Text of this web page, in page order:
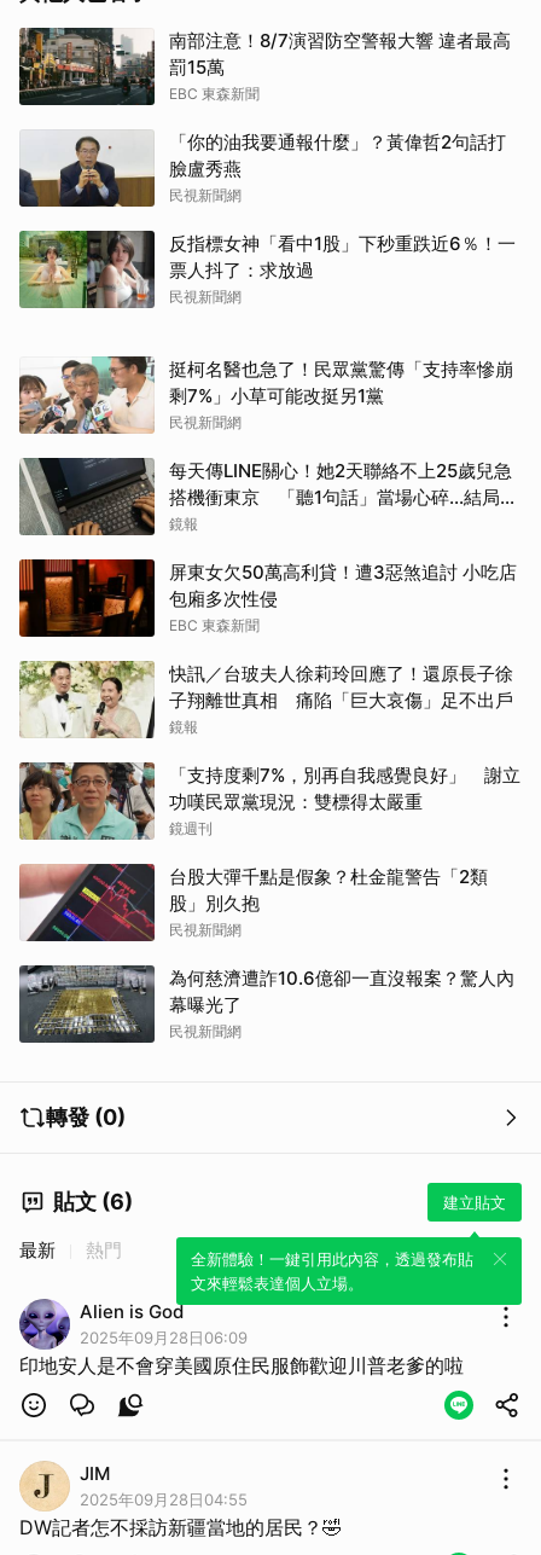
南部注意！8/7演習防空警報大響 違者最高
罰15萬
EBC 東森新聞
「你的油我要通報什麼」？黃偉哲2句話打
臉盧秀燕
民視新聞網
反指標女神「看中1股」下秒重跌近6％！一
票人抖了：求放過
民視新聞網
挺柯名醫也急了！民眾黨驚傳「支持率慘崩
剩7%」小草可能改挺另1黨
民視新聞網
每天傳LINE關心！她2天聯絡不上25歲兒急
搭機衝東京 「聽1句話」當場心碎...結局看
哭網
鏡報
屏東女欠50萬高利貸！遭3惡煞追討 小吃店
包廂多次性侵
EBC 東森新聞
快訊／台玻夫人徐莉玲回應了！還原長子徐
子翔離世真相 痛陷「巨大哀傷」足不出戶
鏡報
「支持度剩7%，別再自我感覺良好」 謝立
功嘆民眾黨現況：雙標得太嚴重
鏡週刊
台股大彈千點是假象？杜金龍警告「2類
股」別久抱
民視新聞網
為何慈濟遭詐10.6億卻一直沒報案？驚人內
幕曝光了
民視新聞網
轉發 (0)
貼文 (6) 建立貼文
全新體驗！一鍵引用此內容，透過發布貼
文來輕鬆表達個人立場。
最新 熱門
Alien is God
2025年09月28日06:09
印地安人是不會穿美國原住民服飾歡迎川普老爹的啦
JIM
2025年09月28日04:55
DW記者怎不採訪新疆當地的居民？🤣
取消